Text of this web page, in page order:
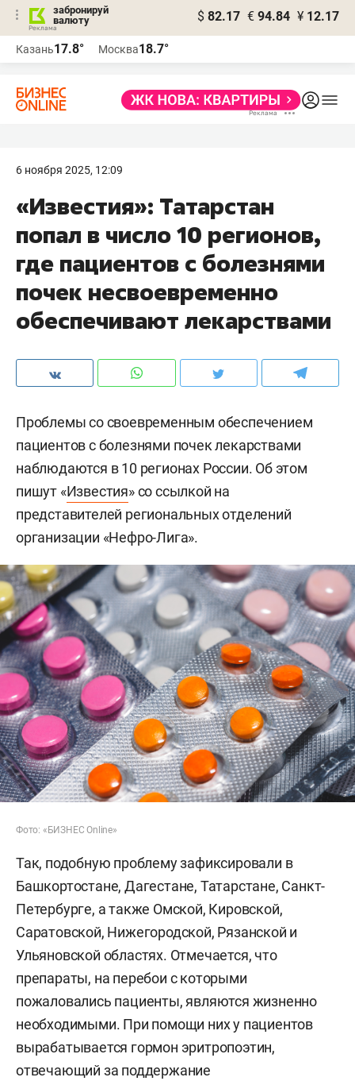
забронируй
валюту
$ 82.17 € 94.84 ¥ 12.17
Казань17.8° Москва18.7°
6 ноября 2025, 12:09
«Известия»: Татарстан
попал в число 10 регионов,
где пациентов с болезнями
почек несвоевременно
обеспечивают лекарствами
Проблемы со своевременным обеспечением
пациентов с болезнями почек лекарствами
наблюдаются в 10 регионах России. Об этом
пишут «Известия» со ссылкой на
представителей региональных отделений
организации «Нефро-Лига».
Фото: «БИЗНЕС Online»
Так, подобную проблему зафиксировали в
Башкортостане, Дагестане, Татарстане, Санкт-
Петербурге, а также Омской, Кировской,
Саратовской, Нижегородской, Рязанской и
Ульяновской областях. Отмечается, что
препараты, на перебои с которыми
пожаловались пациенты, являются жизненно
необходимыми. При помощи них у пациентов
вырабатывается гормон эритропоэтин,
отвечающий за поддержание